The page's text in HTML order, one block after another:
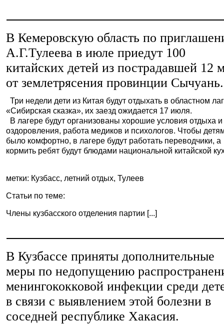
В Кемеровскую область по
А.Г.Тулеева в июле приедут 100
китайских детей из пострадавшей 12
от землетрясения провинции Сычуань.
Три недели дети из Китая будут отдыхать в областном
«Сибирская сказка», их заезд ожидается 17 июля.
В лагере будут организованы хорошие условия отдыха и
оздоровления, работа медиков и психологов. Чтобы
было комфортно, в лагере будут работать переводчики, а
кормить ребят будут блюдами национальной китайской
метки: Кузбасс, летний отдых, Тулеев
Статьи по теме:
Члены кузбасского отделения партии [...]
В Кузбассе приняты дополнительные
меры по недопущению
менингококковой инфекции среди
в связи с выявлением этой болезни в
соседней республике Хакасия.